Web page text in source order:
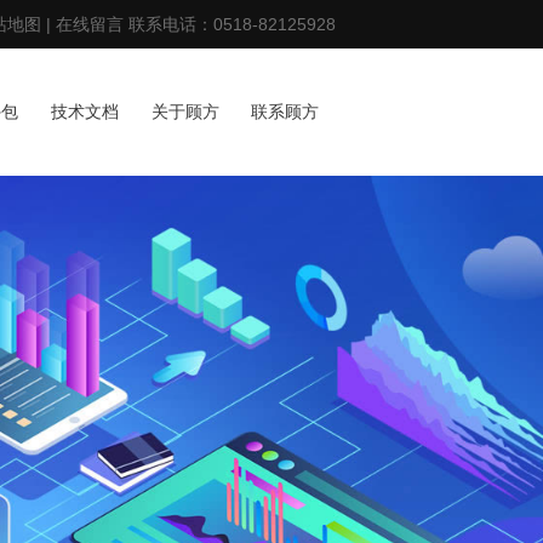
地图 | 在线留言 联系电话： 0518-82125928
技术文档 关于顾方 联系顾方